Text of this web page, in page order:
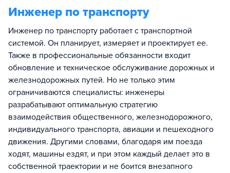
Инженер по транспорту
Инженер по транспорту работает с транспортной
системой. Он планирует, измеряет и проектирует ее.
Также в профессиональные обязанности входит
обновление и техническое обслуживание дорожных и
железнодорожных путей. Но не только этим
ограничиваются специалисты: инженеры
разрабатывают оптимальную стратегию
взаимодействия общественного, железнодорожного,
индивидуального транспорта, авиации и пешеходного
движения. Другими словами, благодаря им поезда
ходят, машины ездят, и при этом каждый делает это в
собственной траектории и не боится внезапного